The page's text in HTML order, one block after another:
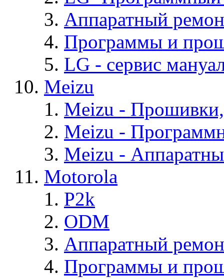
Аппаратный
Программы и
LG - cервис
Meizu
Meizu -
Meizu -
Meizu -
Motorola
P2k
ODM
Аппаратный
Программы и